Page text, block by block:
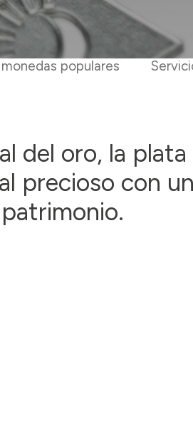
populares
del oro, la plata
precioso con
patrimonio.